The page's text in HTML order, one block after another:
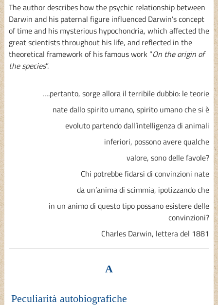
The author describes how the psychic relationship between
Darwin and his paternal figure influenced Darwin’s concept
of time and his mysterious hypochondria, which affected the
great scientists throughout his life, and reflected in the
theoretical framework of his famous work “On the origin of
the species”.
….pertanto, sorge allora il terribile dubbio: le teorie
nate dallo spirito umano, spirito umano che si è
evoluto partendo dall’intelligenza di animali
inferiori, possono avere qualche
valore, sono delle favole?
Chi potrebbe fidarsi di convinzioni nate
da un’anima di scimmia, ipotizzando che
in un animo di questo tipo possano esistere delle
convinzioni?
Charles Darwin, lettera del 1881
A
Peculiarità autobiografiche